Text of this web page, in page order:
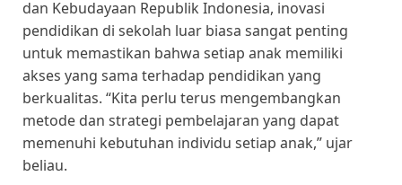
dan Kebudayaan Republik Indonesia, inovasi
pendidikan di sekolah luar biasa sangat penting
untuk memastikan bahwa setiap anak memiliki
akses yang sama terhadap pendidikan yang
berkualitas. “Kita perlu terus mengembangkan
metode dan strategi pembelajaran yang dapat
memenuhi kebutuhan individu setiap anak,” ujar
beliau.